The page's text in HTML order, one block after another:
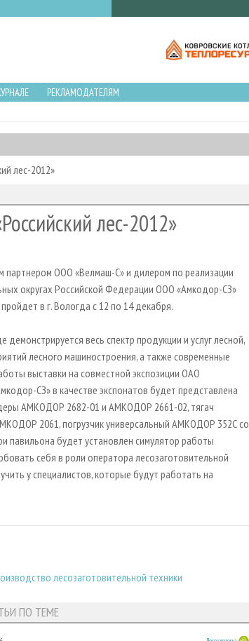
РЕКЛАМОДАТЕЛЯМ
лес-2012»
лес-2012»
ООО «Велмаш-С» и дилером по реализации
округах Российской Федерации ООО «Амкодор-СЗ»
в г. Вологда с 12 по 14 декабря.
весь спектр продукции и услуг лесной,
лесного машиностроения, а также современные
выставки на совместной экспозиции ОАО
СЗ» в качестве экспонатов будет представлена
АМКОДОР 2682-01 и АМКОДОР 2661-02, тягач
2061, погрузчик универсальный АМКОДОР 352С со
павильона будет установлен симулятор работы
себя в роли оператора лесозаготовительной
у специалистов, которые будут работать на
лесозаготовительной техники
ПО ТЕМЕ